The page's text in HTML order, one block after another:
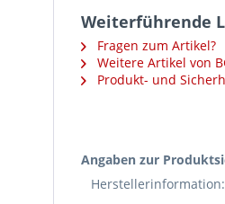
Weiterführende
Fragen zum Artikel?
Weitere Artikel von
Produkt- und
Angaben zur
Herstellerinformation: